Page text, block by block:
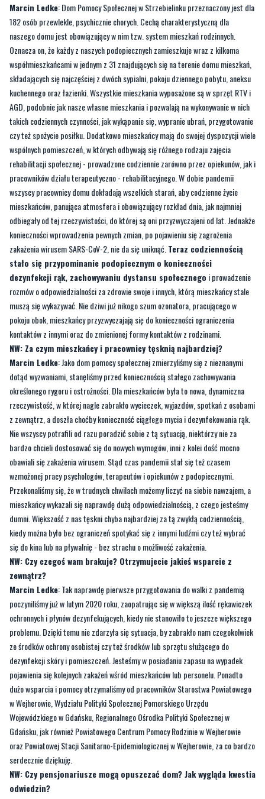
Marcin Ledke: Dom Pomocy Społecznej w Strzebielinku przeznaczony jest dla
182 osób przewlekle, psychicznie chorych. Cechą charakterystyczną dla
naszego domu jest obowiązujący w nim tzw. system mieszkań rodzinnych.
Oznacza on, że każdy z naszych podopiecznych zamieszkuje wraz z kilkoma
współmieszkańcami w jednym z 31 znajdujących się na terenie domu mieszkań,
składających się najczęściej z dwóch sypialni, pokoju dziennego pobytu, aneksu
kuchennego oraz łazienki. Wszystkie mieszkania wyposażone są w sprzęt RTV i
AGD, podobnie jak nasze własne mieszkania i pozwalają na wykonywanie w nich
takich codziennych czynności, jak wykąpanie się, wypranie ubrań, przygotowanie
czy też spożycie posiłku. Dodatkowo mieszkańcy mają do swojej dyspozycji wiele
wspólnych pomieszczeń, w których odbywają się różnego rodzaju zajęcia
rehabilitacji społecznej - prowadzone codziennie zarówno przez opiekunów, jak i
pracowników działu terapeutyczno - rehabilitacyjnego. W dobie pandemii
wszyscy pracownicy domu dokładają wszelkich starań, aby codzienne życie
mieszkańców, panująca atmosfera i obowiązujący rozkład dnia, jak najmniej
odbiegały od tej rzeczywistości, do której są oni przyzwyczajeni od lat. Jednakże
konieczności wprowadzenia pewnych zmian, po pojawieniu się zagrożenia
zakażenia wirusem SARS-CoV-2, nie da się uniknąć. Teraz codziennością
stało się przypominanie podopiecznym o konieczności
dezynfekcji rąk, zachowywaniu dystansu społecznego i prowadzenie
rozmów o odpowiedzialności za zdrowie swoje i innych, którą mieszkańcy stale
muszą się wykazywać. Nie dziwi już nikogo szum ozonatora, pracującego w
pokoju obok, mieszkańcy przyzwyczajają się do konieczności ograniczenia
kontaktów z innymi oraz do zmienionej formy kontaktów z rodzinami.
NW: Za czym mieszkańcy i pracownicy tęsknią najbardziej?
Marcin Ledke: Jako dom pomocy społecznej zmierzyliśmy się z nieznanymi
dotąd wyzwaniami, stanęliśmy przed koniecznością stałego zachowywania
określonego rygoru i ostrożności. Dla mieszkańców była to nowa, dynamiczna
rzeczywistość, w której nagle zabrakło wycieczek, wyjazdów, spotkań z osobami
z zewnątrz, a doszła choćby konieczność ciągłego mycia i dezynfekowania rąk.
Nie wszyscy potrafili od razu poradzić sobie z tą sytuacją, niektórzy nie za
bardzo chcieli dostosować się do nowych wymogów, inni z kolei dość mocno
obawiali się zakażenia wirusem. Stąd czas pandemii stał się też czasem
wzmożonej pracy psychologów, terapeutów i opiekunów z podopiecznymi.
Przekonaliśmy się, że w trudnych chwilach możemy liczyć na siebie nawzajem, a
mieszkańcy wykazali się naprawdę dużą odpowiedzialnością, z czego jesteśmy
dumni. Większość z nas tęskni chyba najbardziej za tą zwykłą codziennością,
kiedy można było bez ograniczeń spotykać się z innymi ludźmi czy też wybrać
się do kina lub na pływalnię - bez strachu o możliwość zakażenia.
NW: Czy czegoś wam brakuje? Otrzymujecie jakieś wsparcie z
zewnątrz?
Marcin Ledke: Tak naprawdę pierwsze przygotowania do walki z pandemią
poczyniliśmy już w lutym 2020 roku, zaopatrując się w większą ilość rękawiczek
ochronnych i płynów dezynfekujących, kiedy nie stanowiło to jeszcze większego
problemu. Dzięki temu nie zdarzyła się sytuacja, by zabrakło nam czegokolwiek
ze środków ochrony osobistej czy też środków lub sprzętu służącego do
dezynfekcji skóry i pomieszczeń. Jesteśmy w posiadaniu zapasu na wypadek
pojawienia się kolejnych zakażeń wśród mieszkańców lub personelu. Ponadto
dużo wsparcia i pomocy otrzymaliśmy od pracowników Starostwa Powiatowego
w Wejherowie, Wydziału Polityki Społecznej Pomorskiego Urzędu
Wojewódzkiego w Gdańsku, Regionalnego Ośrodka Polityki Społecznej w
Gdańsku, jak również Powiatowego Centrum Pomocy Rodzinie w Wejherowie
oraz Powiatowej Stacji Sanitarno-Epidemiologicznej w Wejherowie, za co bardzo
serdecznie dziękuję.
NW: Czy pensjonariusze mogą opuszczać dom? Jak wygląda kwestia
odwiedzin?